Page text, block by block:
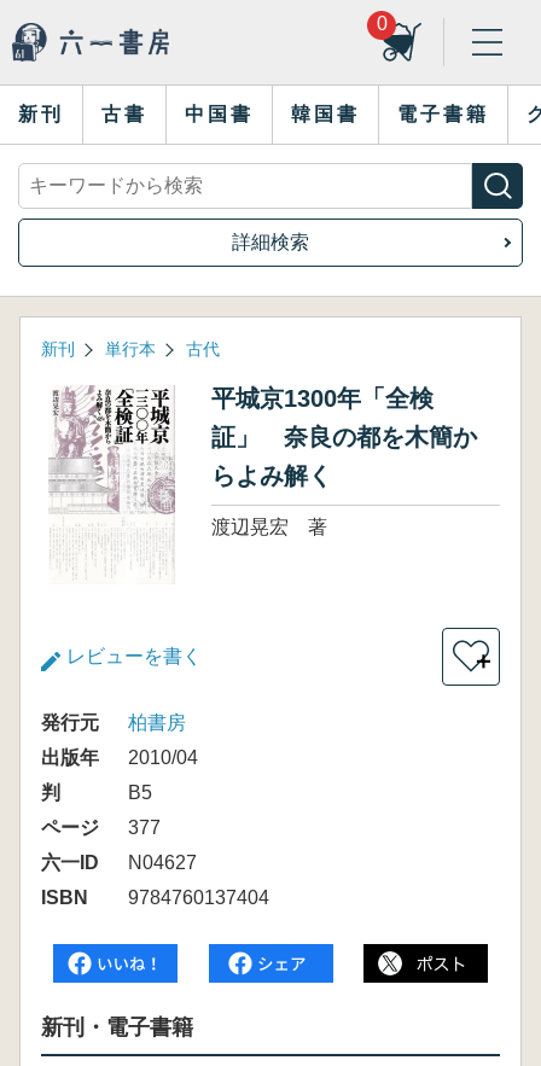
0
新刊 古書 中国書 韓国書 電子書籍
詳細検索
新刊 単行本 古代
平城京1300年「全検
証」 奈良の都を木簡か
らよみ解く
渡辺晃宏 著
レビューを書く ＋
発行元
柏書房
出版年
2010/04
判
B5
ページ
377
六一ID
N04627
ISBN
9784760137404
新刊・電子書籍